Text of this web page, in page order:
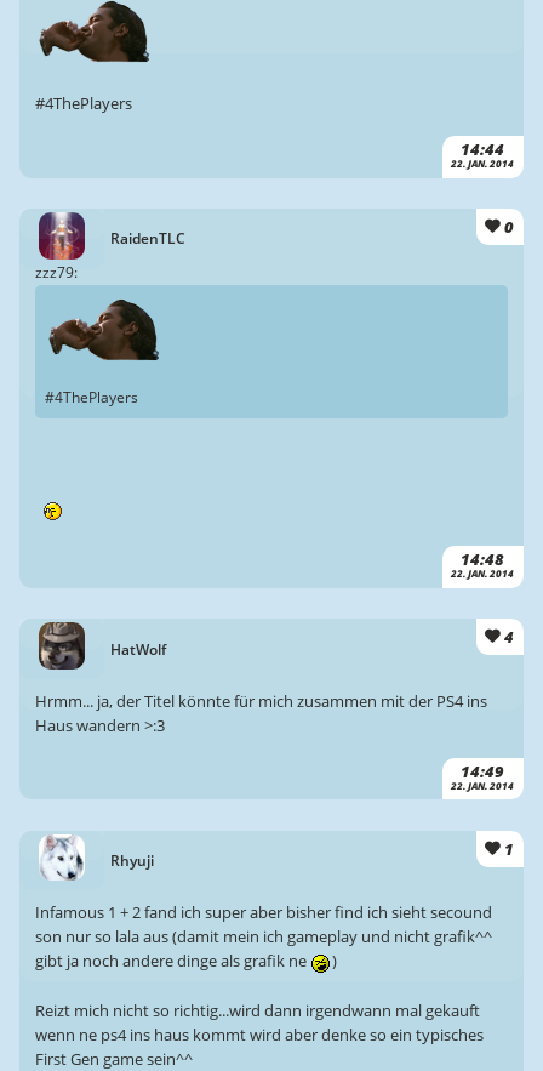
14:44
22. JAN. 2014
#4ThePlayers
RaidenTLC
0
14:48
22. JAN. 2014
zzz79:
#4ThePlayers
HatWolf
4
14:49
22. JAN. 2014
Hrmm... ja, der Titel könnte für mich zusammen mit der PS4 ins
Haus wandern >:3
Rhyuji
1
Infamous 1 + 2 fand ich super aber bisher find ich sieht secound
son nur so lala aus (damit mein ich gameplay und nicht grafik^^
gibt ja noch andere dinge als grafik ne
)
Reizt mich nicht so richtig...wird dann irgendwann mal gekauft
wenn ne ps4 ins haus kommt wird aber denke so ein typisches
First Gen game sein^^